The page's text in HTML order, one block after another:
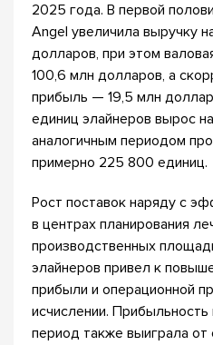
2025 года. В первой
Angel увеличила выручку
долларов, при этом
100,6 млн долларов, а
прибыль — 19,5 млн
единиц элайнеров вырос
аналогичным периодом
примерно 225 800 единиц.
Рост поставок наряду с
в центрах планирования
производственных
элайнеров привел к
прибыли и операционной
исчислении.
период также выиграла от